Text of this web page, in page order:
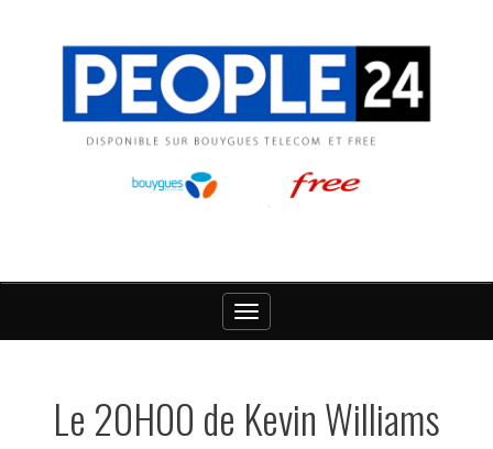
Toggle
navigation
Le 20H00 de Kevin Williams